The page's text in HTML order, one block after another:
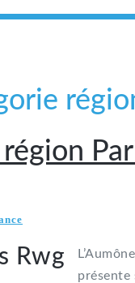
Rwg
présente